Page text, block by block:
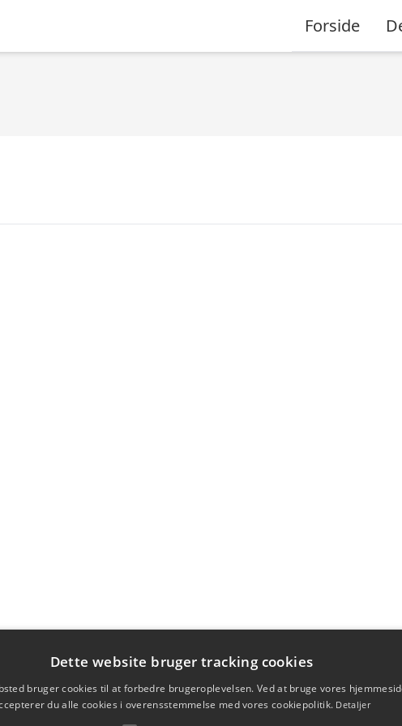
Forside
Dette website bruger tracking cookies
bruger cookies til at forbedre brugeroplevelsen. Ved at bruge vores
du alle cookies i overensstemmelse med vores cookiepolitik. Detaljer